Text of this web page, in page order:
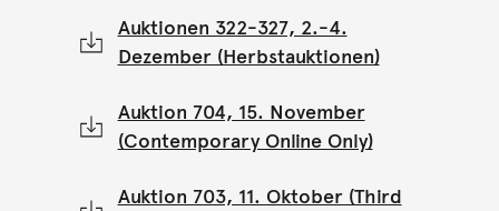
Auktionen 322-327, 2.-4.
Dezember (Herbstauktionen)
Auktion 704, 15. November
(Contemporary Online Only)
Auktion 703, 11. Oktober (Third